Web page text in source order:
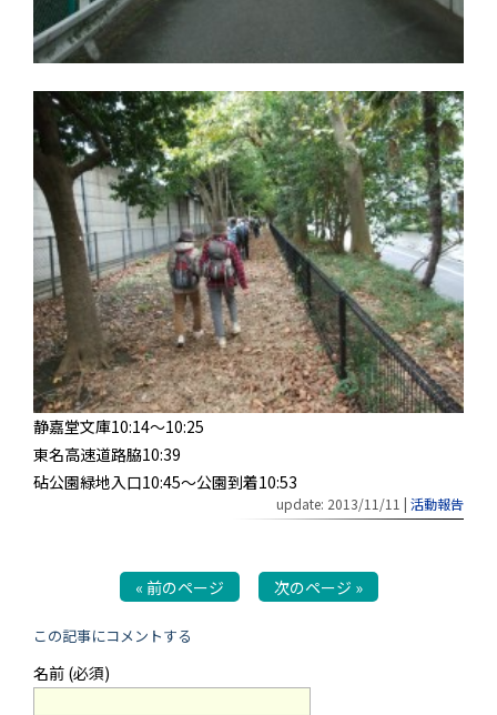
静嘉堂文庫10:14～10:25
東名高速道路脇10:39
砧公園緑地入口10:45～公園到着10:53
update: 2013/11/11 | 活動報告
« 前のページ 次のページ »
この記事にコメントする
名前 (必須)